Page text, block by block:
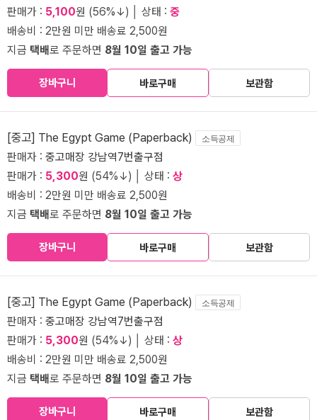
판매가 : 5,100원 (56%↓) │ 상태 : 중
배송비 : 2만원 미만 배송료 2,500원
지금 택배로 주문하면 8월 10일 출고 가능
장바구니 바로구매 보관함
[중고] The Egypt Game (Paperback) 소득공제
판매자 : 중고매장 강남역7번출구점
판매가 : 5,300원 (54%↓) │ 상태 : 상
배송비 : 2만원 미만 배송료 2,500원
지금 택배로 주문하면 8월 10일 출고 가능
장바구니 바로구매 보관함
[중고] The Egypt Game (Paperback) 소득공제
판매자 : 중고매장 강남역7번출구점
판매가 : 5,300원 (54%↓) │ 상태 : 상
배송비 : 2만원 미만 배송료 2,500원
지금 택배로 주문하면 8월 10일 출고 가능
장바구니 바로구매 보관함